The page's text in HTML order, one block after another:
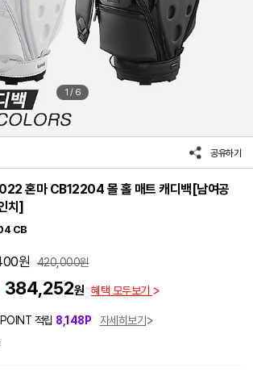
1 / 6
공유하기
혼마 CB12204 몰 홀 매트 캐디백[남여공
치]
CB
원 420,000원
384,252원 혜택 모두보기
적립 8,148P
자세히보기